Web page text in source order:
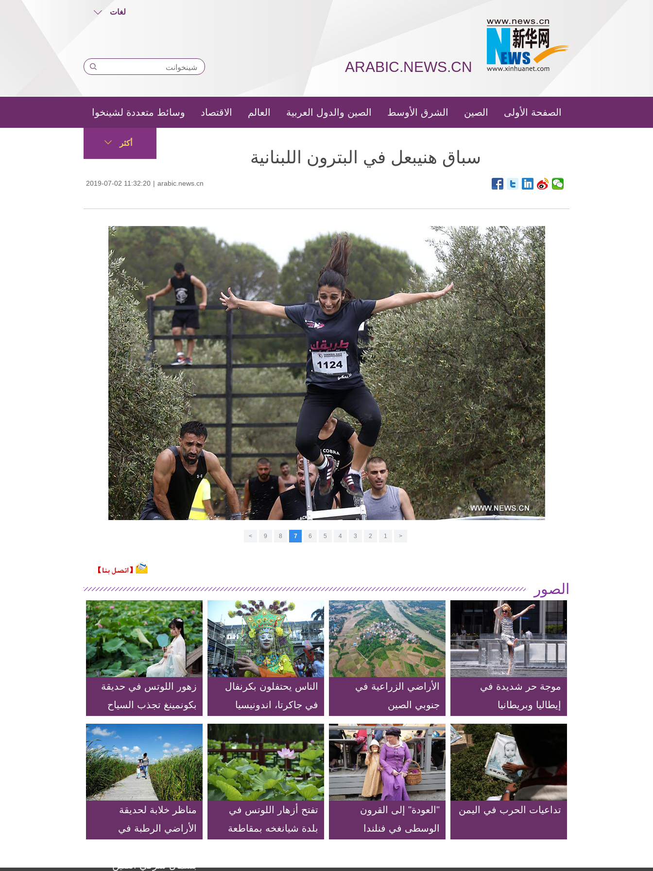
لغات
ARABIC.NEWS.CN
الصفحة الأولى الصين الشرق الأوسط الصين والدول العربية العالم الاقتصاد وسائط متعددة لشينخوا
أكثر
سباق هنيبعل في البترون اللبنانية
2019-07-02 11:32:20 | arabic.news.cn
<
1
2
3
4
5
6
7
8
9
>
الصور
موجة حر شديدة في
إيطاليا وبريطانيا
الأراضي الزراعية في
جنوبي الصين
الناس يحتفلون بكرنفال
في جاكرتا، اندونيسيا
زهور اللوتس في حديقة
بكونمينغ تجذب السياح
تداعيات الحرب في اليمن
"العودة" إلى القرون
الوسطى في فنلندا
تفتح أزهار اللوتس في
بلدة شيانغخه بمقاطعة
مناظر خلابة لحديقة
الأراضي الرطبة في
بشمال شرقي الصين